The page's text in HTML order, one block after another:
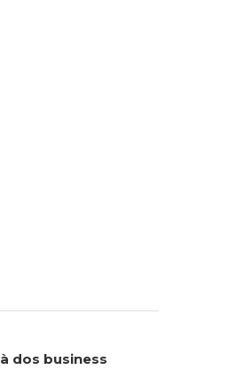
dos business